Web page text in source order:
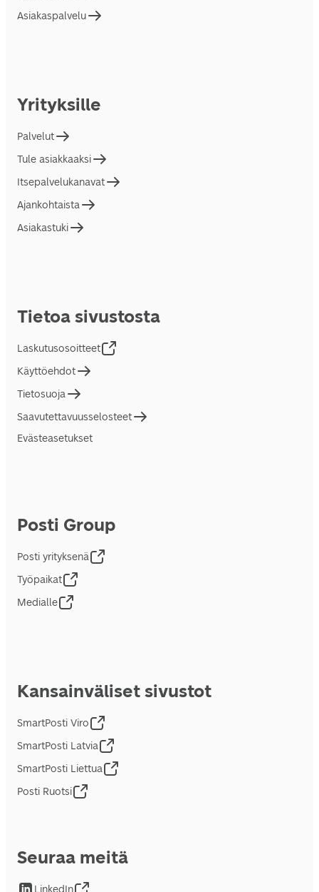
Asiakaspalvelu
Yrityksille
Palvelut
Tule asiakkaaksi
Itsepalvelukanavat
Ajankohtaista
Asiakastuki
Tietoa sivustosta
Laskutusosoitteet
Käyttöehdot
Tietosuoja
Saavutettavuusselosteet
Evästeasetukset
Posti Group
Posti yrityksenä
Työpaikat
Medialle
Kansainväliset sivustot
SmartPosti Viro
SmartPosti Latvia
SmartPosti Liettua
Posti Ruotsi
Seuraa meitä
LinkedIn